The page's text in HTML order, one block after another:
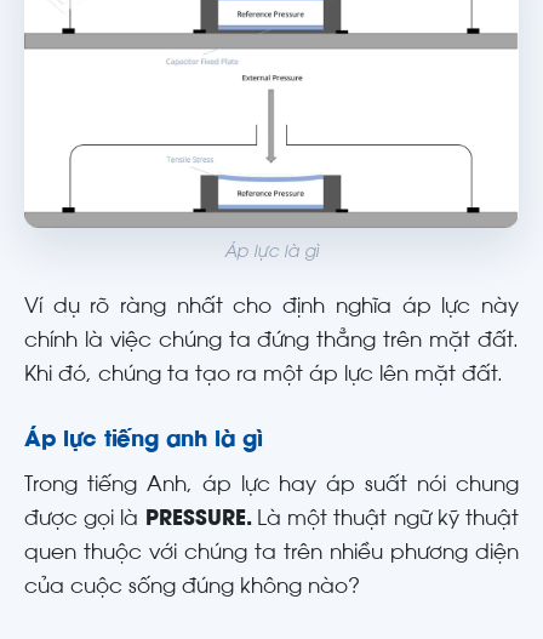
Áp lực là gì
Ví dụ rõ ràng nhất cho định nghĩa áp lực này
chính là việc chúng ta đứng thẳng trên mặt đất.
Khi đó, chúng ta tạo ra một áp lực lên mặt đất.
Áp lực tiếng anh là gì
Trong tiếng Anh, áp lực hay áp suất nói chung
được gọi là
PRESSURE. Là một thuật ngữ kỹ thuật
quen thuộc với chúng ta trên nhiều phương diện
của cuộc sống đúng không nào?